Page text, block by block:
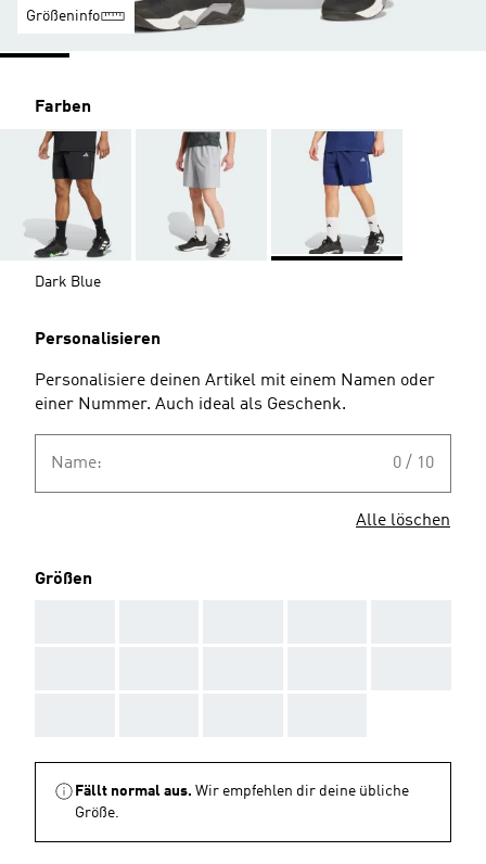
Größeninfo
Farben
Dark Blue
Personalisieren
Personalisiere deinen Artikel mit einem Namen oder
einer Nummer. Auch ideal als Geschenk.
Name: 0 / 10
Alle löschen
Größen
Fällt normal aus. Wir empfehlen dir deine übliche
Größe.